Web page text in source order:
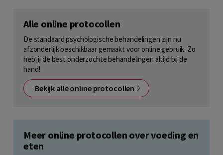
Alle online protocollen
De standaard psychologische behandelingen zijn nu
afzonderlijk beschikbaar gemaakt voor online gebruik. Zo
heb jij de best onderzochte behandelingen altijd bij de
hand!
Bekijk alle online protocollen
Meer online protocollen over voeding en
eten